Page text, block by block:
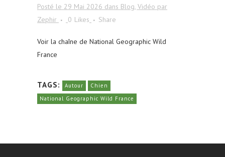
Posté le 29 Mai 2026 dans Blog, Vidéo par
Zephir
0 Likes Share
Voir la chaîne de National Geographic Wild
France
TAGS: Autour
Chien
National Geographic Wild France